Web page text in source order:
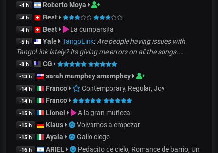
-4 h Roberto Moya
-4 h Beat
-4 h Beat La cumparsita
-5 h Yale TangoLink: Are people having issues with
TangoLink lately? Its giving me errors on all the songs....
-8 h CG
-13 h sarah mamphey smamphey
-14 h Franco Contemporary, Regular, Joy
-14 h Franco
-15 h Lionel A la gran muñeca
-15 h Klaus Volvamos a empezar
-15 h Ayala Gallo ciego
-16 h ARIEL
Pedacito de cielo, Romance de barrio, Un